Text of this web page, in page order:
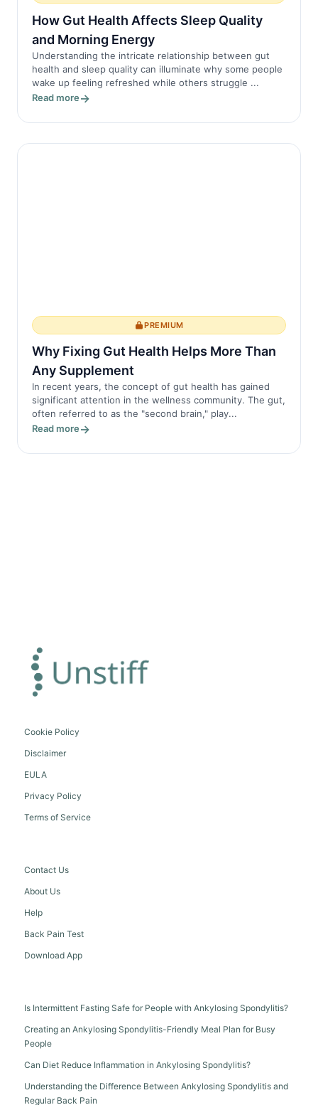
How Gut Health Affects Sleep Quality
and Morning Energy
Understanding the intricate relationship between gut
health and sleep quality can illuminate why some people
wake up feeling refreshed while others struggle ...
Read more
PREMIUM
Why Fixing Gut Health Helps More Than
Any Supplement
In recent years, the concept of gut health has gained
significant attention in the wellness community. The gut,
often referred to as the "second brain," play...
Read more
Cookie Policy
Disclaimer
EULA
Privacy Policy
Terms of Service
Contact Us
About Us
Help
Back Pain Test
Download App
Is Intermittent Fasting Safe for People with Ankylosing Spondylitis?
Creating an Ankylosing Spondylitis-Friendly Meal Plan for Busy
People
Can Diet Reduce Inflammation in Ankylosing Spondylitis?
Understanding the Difference Between Ankylosing Spondylitis and
Regular Back Pain